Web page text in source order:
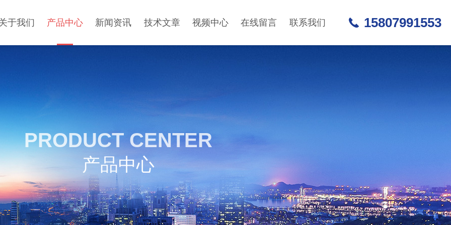
于我们 产品中心 新闻资讯 技术文章 视频中心 在线留言 联系我们 15807991553
PRODUCT CENTER
产品中心